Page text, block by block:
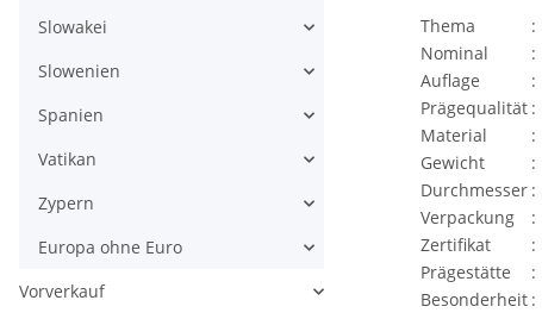
Thema
:
Nominal
:
Auflage
:
Prägequalität :
Material
:
Gewicht
:
Durchmesser :
Verpackung
:
Zertifikat
:
Prägestätte
:
Besonderheit :
Slowakei
Slowenien
Spanien
Vatikan
Zypern
Europa ohne Euro
Vorverkauf